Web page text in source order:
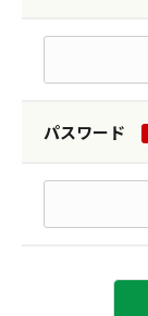
パスワード